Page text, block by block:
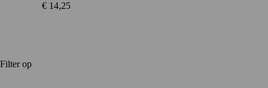
€ 14,25
Filter op